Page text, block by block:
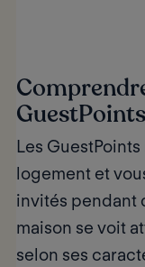
GuestPoints
Les GuestPoints
logement et
invités pendant
maison se voit
selon ses